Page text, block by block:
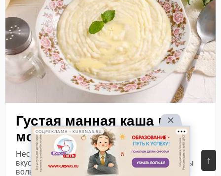
↑
Густая манная каша на
молоке (вкусная!)
Несмотря на свою густоту, блюдо получается
вкусным и готовится всего лишь за 10 минут. Вы
вольны добавить немного ароматизатора,
СОЦРЕКЛАМА • KURSNA5.RU